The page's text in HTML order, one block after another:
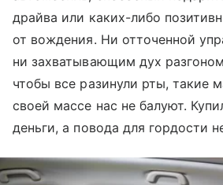
драйва или каких-либо
от вождения. Ни отточенной
ни захватывающим дух
чтобы все разинули рты, такие
своей массе нас не балуют.
деньги, а повода для гордости